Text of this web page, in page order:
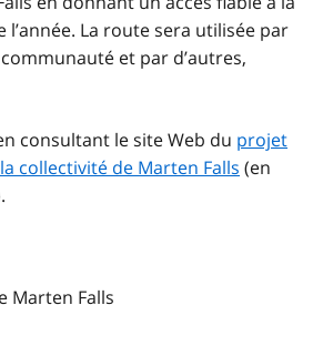
La route sera utilisée par
et par d’autres,
consultant le site Web du projet
collectivité de Marten Falls (en
Marten Falls